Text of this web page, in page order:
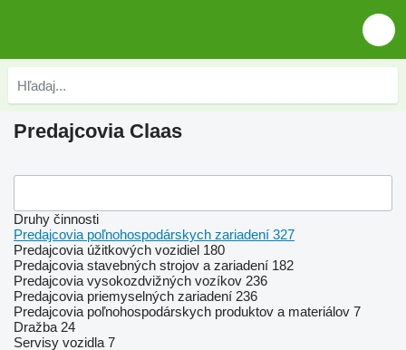
Predajcovia Claas
Druhy činnosti
Predajcovia poľnohospodárskych zariadení 327
Predajcovia úžitkových vozidiel 180
Predajcovia stavebných strojov a zariadení 182
Predajcovia vysokozdvižných vozíkov 236
Predajcovia priemyselných zariadení 236
Predajcovia poľnohospodárskych produktov a materiálov 7
Dražba 24
Servisy vozidla 7